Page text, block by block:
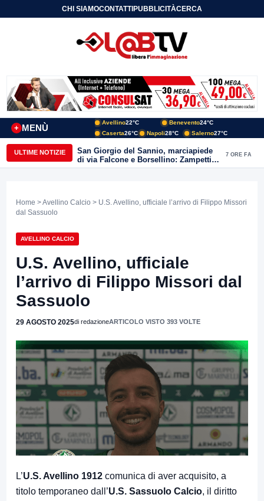
CHI SIAMOCONTATTIPUBBLICITÀCERCA
MENÙ
+
Avellino22°C Benevento24°C
Caserta26°C Napoli28°C Salerno27°C
ULTIME NOTIZIE
San Giorgio del Sannio, marciapiede
di via Falcone e Borsellino: Zampetti e
Lombardi replicano alle polemiche
7 ORE FA
Home >Avellino Calcio > U.S. Avellino, ufficiale l’arrivo di Filippo Missori
dal Sassuolo
AVELLINO CALCIO
U.S. Avellino, ufficiale
l’arrivo di Filippo Missori dal
Sassuolo
29 AGOSTO 2025di redazioneARTICOLO VISTO 393 VOLTE
L’U.S. Avellino 1912 comunica di aver acquisito, a
titolo temporaneo dall’U.S. Sassuolo Calcio, il diritto